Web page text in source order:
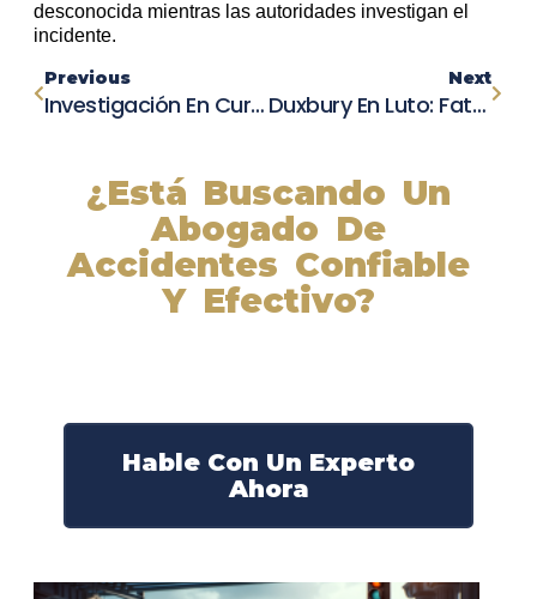
desconocida mientras las autoridades investigan el
incidente.
Previous
Investigación En Curso: Accidente De Coche Deja Dos Heridos En Santa Clara
Next
Duxbury En Luto: Fatal Accidente De Ford F-150 Causa La Muerte De Un Hombre
¿Está Buscando Un
Abogado De
Accidentes Confiable
Y Efectivo?
Hable Con Un Experto
Ahora